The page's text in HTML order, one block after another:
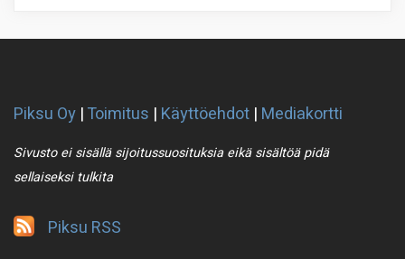
Piksu Oy |Toimitus | Käyttöehdot | Mediakortti
Sivusto ei sisällä sijoitussuosituksia eikä sisältöä pidä
sellaiseksi tulkita
Piksu RSS